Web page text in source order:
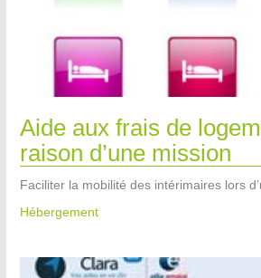
Aide aux frais de
raison d’une mission
Faciliter la mobilité des intérimaires lors
Hébergement